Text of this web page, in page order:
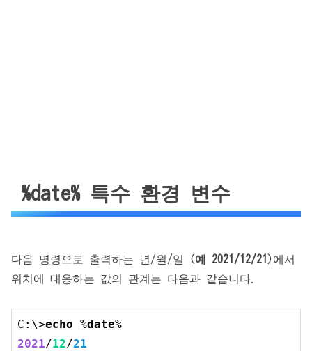
%date% 특수 환경 변수
다음 명령으로 출력하는 년/월/일 (예 2021/12/21 )에서
위치에 대응하는 값의 관계는 다음과 같습니다.
C:\>echo %date%
2021/12/21